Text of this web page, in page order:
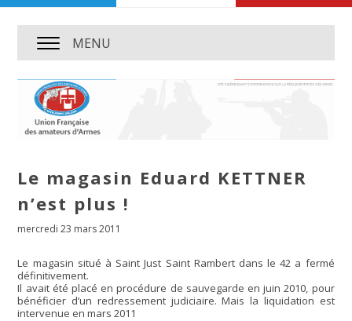
MENU
Le magasin Eduard KETTNER
n’est plus !
mercredi 23 mars 2011
Le magasin situé à Saint Just Saint Rambert dans le 42 a fermé
définitivement.
Il avait été placé en procédure de sauvegarde en juin 2010, pour
bénéficier d’un redressement judiciaire. Mais la liquidation est
intervenue en mars 2011